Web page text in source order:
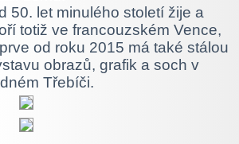
50. let minulého století žije a
totiž ve francouzském Vence,
od roku 2015 má také stálou
obrazů, grafik a soch v
Třebíči.